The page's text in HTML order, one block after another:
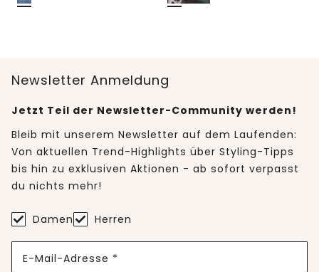
Newsletter Anmeldung
Jetzt Teil der Newsletter-Community werden!
Bleib mit unserem Newsletter auf dem Laufenden:
Von aktuellen Trend-Highlights über Styling-Tipps
bis hin zu exklusiven Aktionen - ab sofort verpasst
du nichts mehr!
Damen Herren
E-Mail-Adresse *